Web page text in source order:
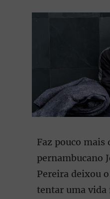
Faz pouco mais
pernambucano
Pereira deixou
tentar uma vida